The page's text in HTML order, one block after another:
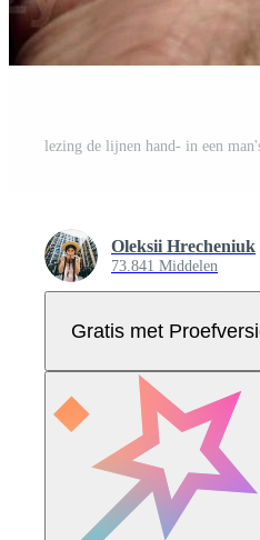
lezing de lijnen hand- in een
Oleksii Hrecheniuk
73.841 Middelen
Gratis met